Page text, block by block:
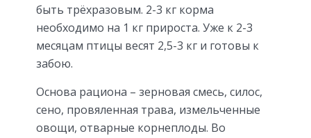
быть трёхразовым. 2-3 кг корма
необходимо на 1 кг прироста. Уже к 2-3
месяцам птицы весят 2,5-3 кг и готовы к
забою.
Основа рациона – зерновая смесь, силос,
сено, провяленная трава, измельченные
овощи, отварные корнеплоды. Во